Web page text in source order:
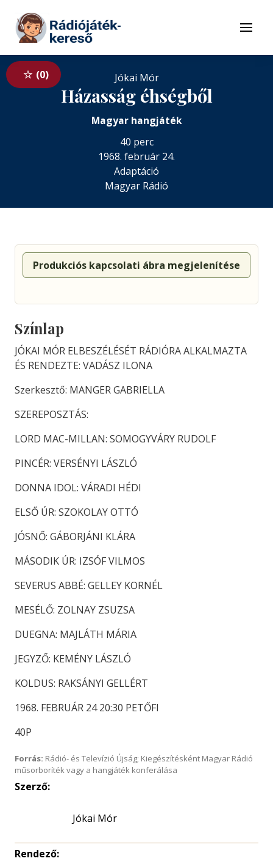
Tovább a tartalomhoz
Menü
0 Jókai Mór
Házasság éhségből
Magyar hangjáték
40 perc
1968. február 24.
Adaptáció
Magyar Rádió
Produkciós kapcsolati ábra megjelenítése
Színlap
JÓKAI MÓR ELBESZÉLÉSÉT RÁDIÓRA ALKALMAZTA
ÉS RENDEZTE: VADÁSZ ILONA
Szerkesztő: MANGER GABRIELLA
SZEREPOSZTÁS:
LORD MAC-MILLAN: SOMOGYVÁRY RUDOLF
PINCÉR: VERSÉNYI LÁSZLÓ
DONNA IDOL: VÁRADI HÉDI
ELSŐ ÚR: SZOKOLAY OTTÓ
JÓSNŐ: GÁBORJÁNI KLÁRA
MÁSODIK ÚR: IZSÓF VILMOS
SEVERUS ABBÉ: GELLEY KORNÉL
MESÉLŐ: ZOLNAY ZSUZSA
DUEGNA: MAJLÁTH MÁRIA
JEGYZŐ: KEMÉNY LÁSZLÓ
KOLDUS: RAKSÁNYI GELLÉRT
1968. FEBRUÁR 24 20:30 PETŐFI
40P
Forrás: Rádió- és Televízió Újság; Kiegészítésként Magyar Rádió
műsorboríték vagy a hangjáték konferálása
Szerző:
Jókai Mór
Rendező: